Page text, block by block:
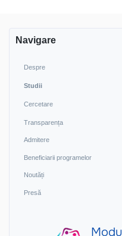
Navigare
Despre
Studii
Cercetare
Transparența
Admitere
Beneficiarii programelor
Noutăți
Presă